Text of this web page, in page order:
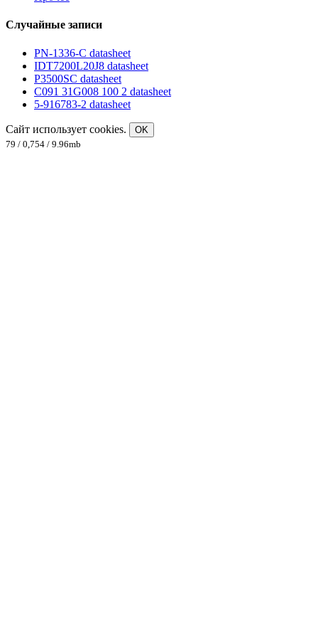
Случайные записи
PN-1336-C datasheet
IDT7200L20J8 datasheet
P3500SC datasheet
C091 31G008 100 2 datasheet
5-916783-2 datasheet
Сайт использует cookies.
OK
79 / 0,754 / 9.96mb